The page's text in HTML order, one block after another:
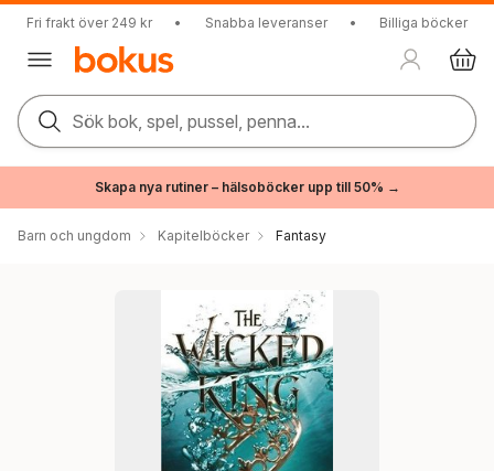
Fri frakt över 249 kr • Snabba leveranser • Billiga böcker
Sök bok, spel, pussel, penna...
Skapa nya rutiner – hälsoböcker upp till 50% →
Barn och ungdom Kapitelböcker Fantasy